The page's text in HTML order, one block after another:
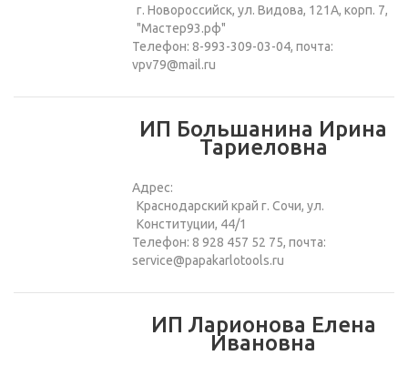
г. Новороссийск, ул. Видова, 121А, корп. 7,
"Мастер93.рф"
Телефон: 8-993-309-03-04, почта:
vpv79@mail.ru
ИП Большанина Ирина
Тариеловна
Адрес:
Краснодарский край г. Сочи, ул.
Конституции, 44/1
Телефон: 8 928 457 52 75, почта:
service@papakarlotools.ru
ИП Ларионова Елена
Ивановна